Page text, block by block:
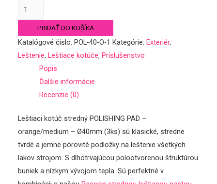
Produkty na fólie a matné laky
Čistenie/oživenie
Ochrana (impregnácia…)
Príslušenstvo
Darčekové poukážky
Mikrovláknové utierky, kefy
Náš tím
Kontakt
Registrácia/Login
množstvo
Leštiaci
stredný
POLISHING
orange/medium
Ø40mm
(3ks)
PRIDAŤ DO KOŠÍKA
Katalógové číslo:POL-40-O-1 Kategórie:Exteriér,
Leštenie,Leštiace kotúče,Príslušenstvo
Popis
Ďalšie informácie
Recenzie (0)
Leštiaci kotúč stredný POLISHING PAD –
orange/medium – Ø40mm (3ks) sú klasické, stredne
tvrdé a jemne pórovité podložky na leštenie všetkých
lakov strojom. S dlhotrvajúcou polootvorenou štruktúrou
buniek a nízkym vývojom tepla. Sú perfektné v